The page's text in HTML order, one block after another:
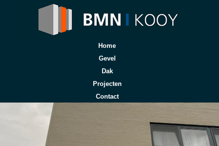
Home
Gevel
Dak
Projecten
Contact